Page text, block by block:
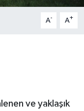
A- A+
ve yaklaşık